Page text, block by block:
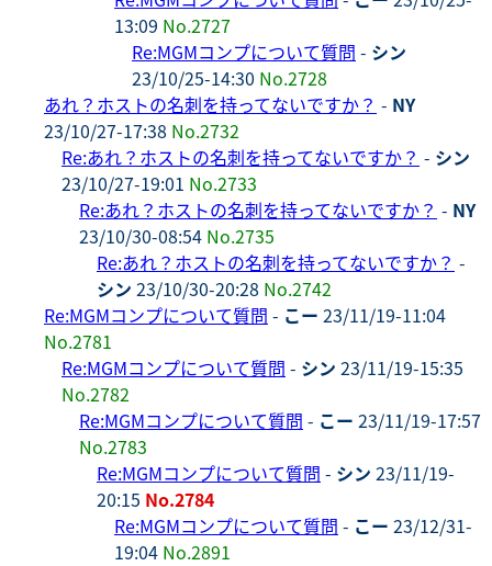
13:09 No.2727
Re:MGMコンプについて質問 - シン
23/10/25-14:30 No.2728
あれ？ホストの名刺を持ってないですか？ - NY
23/10/27-17:38 No.2732
Re:あれ？ホストの名刺を持ってないですか？ - シン
23/10/27-19:01 No.2733
Re:あれ？ホストの名刺を持ってないですか？ - NY
23/10/30-08:54 No.2735
Re:あれ？ホストの名刺を持ってないですか？ -
シン 23/10/30-20:28 No.2742
Re:MGMコンプについて質問 - こー 23/11/19-11:04
No.2781
Re:MGMコンプについて質問 - シン 23/11/19-15:35
No.2782
Re:MGMコンプについて質問 - こー 23/11/19-17:57
No.2783
Re:MGMコンプについて質問 - シン 23/11/19-
20:15 No.2784
Re:MGMコンプについて質問 - こー 23/12/31-
19:04 No.2891